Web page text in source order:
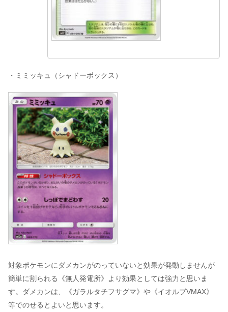
・ミミッキュ（シャドーボックス）
対象ポケモンにダメカンがのっていないと効果が発動しませんが
簡単に割られる《無人発電所》より効果としては強力と思いま
す。ダメカンは、《ガラルタチフサグマ》や《イオルブVMAX》
等でのせるとよいと思います。